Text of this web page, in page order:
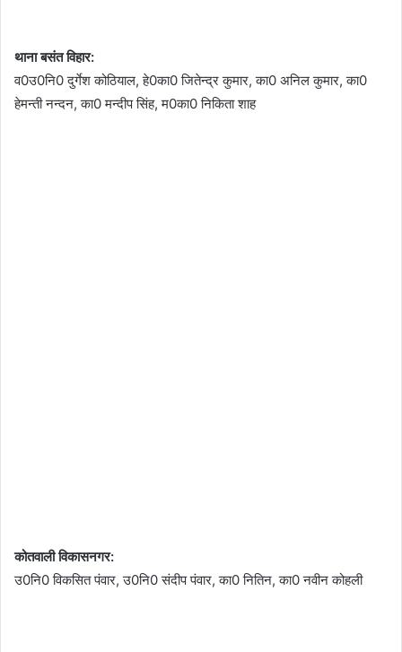
थाना बसंत विहार:
व0उ0नि0 दुर्गेश कोठियाल, हे0का0 जितेन्द्र कुमार, का0 अनिल कुमार, का0
हेमन्ती नन्दन, का0 मन्दीप सिंह, म0का0 निकिता शाह
कोतवाली विकासनगर:
उ0नि0 विकसित पंवार, उ0नि0 संदीप पंवार, का0 नितिन, का0 नवीन कोहली